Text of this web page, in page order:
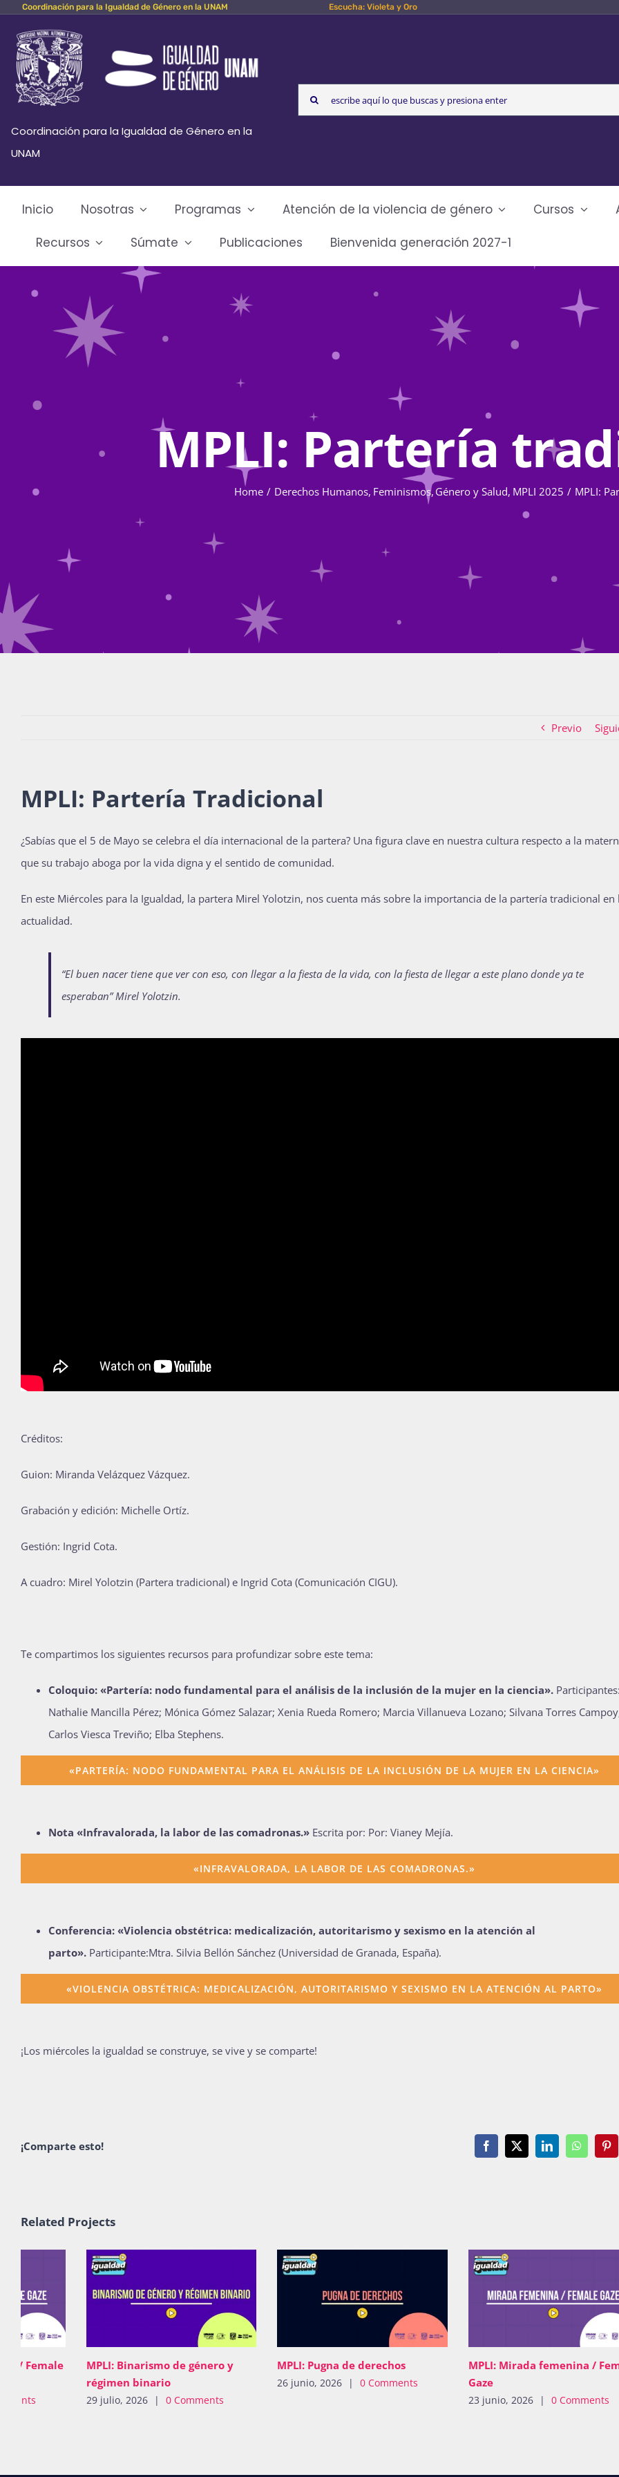
Skip
content
Coordinación para la Igualdad de Género en la UNAM Escucha: Violeta y Oro
Coordinación para la Igualdad de Género en la
UNAM
Search
for:
Inicio Nosotras Programas Atención de la violencia de género Cursos
Recursos
Súmate Publicaciones Bienvenida generación 2027-1
MPLI: Partería
Home Derechos Humanos Feminismos Género y Salud MPLI 2025 MPLI:
Previo
MPLI: Partería Tradicional
¿Sabías que el 5 de Mayo se celebra el día internacional de la partera? Una figura clave en nuestra cultura respecto a la
que su trabajo aboga por la vida digna y el sentido de comunidad.
En este Miércoles para la Igualdad, la partera Mirel Yolotzin, nos cuenta más sobre la importancia de la partería tradicional en
actualidad.
“El buen nacer tiene que ver con eso, con llegar a la fiesta de la vida, con la fiesta de llegar a este plano donde ya te
esperaban” Mirel Yolotzin.
Créditos:
Guion: Miranda Velázquez Vázquez.
Grabación y edición: Michelle Ortíz.
Gestión: Ingrid Cota.
A cuadro: Mirel Yolotzin (Partera tradicional) e Ingrid Cota (Comunicación CIGU).
Te compartimos los siguientes recursos para profundizar sobre este tema:
Coloquio: «Partería: nodo fundamental para el análisis de la inclusión de la mujer en la ciencia».
Nathalie Mancilla Pérez; Mónica Gómez Salazar; Xenia Rueda Romero; Marcia Villanueva Lozano; Silvana Torres
Carlos Viesca Treviño; Elba Stephens.
«PARTERÍA: NODO FUNDAMENTAL PARA EL ANÁLISIS DE LA INCLUSIÓN DE LA MUJER EN LA CIENCIA»
Nota «Infravalorada, la labor de las comadronas.» Escrita por: Por: Vianey Mejía.
«INFRAVALORADA, LA LABOR DE LAS COMADRONAS.»
Conferencia: «Violencia obstétrica: medicalización, autoritarismo y sexismo en la atención al
parto». Participante:Mtra. Silvia Bellón Sánchez (Universidad de Granada, España).
«VIOLENCIA OBSTÉTRICA: MEDICALIZACIÓN, AUTORITARISMO Y SEXISMO EN LA ATENCIÓN AL PARTO»
¡Los miércoles la igualdad se construye, se vive y se comparte!
¡Comparte esto! Facebook
X LinkedIn
Related Projects
/ Female
MPLI: Binarismo de género y
régimen binario
29 julio, 2026 | 0 Comments
MPLI: Pugna de derechos
26 junio, 2026 | 0 Comments
MPLI: Mirada femenina /
Gaze
23 junio, 2026 | 0 Comments